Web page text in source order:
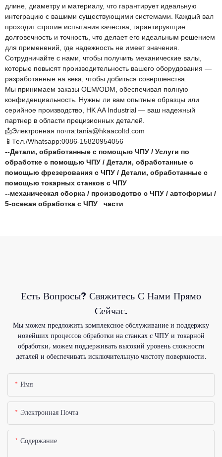
длине, диаметру и материалу, что гарантирует идеальную
интеграцию с вашими существующими системами. Каждый вал
проходит строгие испытания качества, гарантирующие
долговечность и точность, что делает его идеальным решением
для применений, где надежность не имеет значения.
Сотрудничайте с нами, чтобы получить механические валы,
которые повысят производительность вашего оборудования —
разработанные на века, чтобы добиться совершенства.
Мы принимаем заказы OEM/ODM, обеспечивая полную
конфиденциальность. Нужны ли вам опытные образцы или
серийное производство, HK AA Industrial — ваш надежный
партнер в области прецизионных деталей.
📩Электронная почта:tania@hkaacoltd.com
📱Тел./Whatsapp:0086-15820954056
--Детали, обработанные с помощью ЧПУ / Услуги по
обработке с помощью ЧПУ / Детали, обработанные с
помощью фрезерования с ЧПУ / Детали, обработанные с
помощью токарных станков с ЧПУ
--механическая сборка / производство с ЧПУ / автоформы /
5-осевая обработка с ЧПУ
части
Есть Вопросы? Свяжитесь С Нами Прямо
Сейчас.
Мы можем предложить комплексное обслуживание и поддержку
новейших процессов обработки на станках с ЧПУ и токарной
обработки, можем поддерживать высокий уровень сложности
деталей и обеспечивать исключительную чистоту поверхности.
Имя
Электронная Почта
Содержание